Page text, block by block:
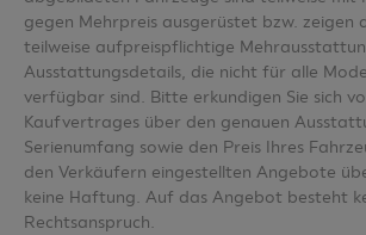
gegen Mehrpreis ausgerüstet bzw. zeigen
teilweise aufpreispflichtige
Ausstattungsdetails, die nicht für alle
verfügbar sind. Bitte erkundigen Sie sich
Kaufvertrages über den genauen
Serienumfang sowie den Preis Ihres
den Verkäufern eingestellten Angebote
keine Haftung. Auf das Angebot besteht
Rechtsanspruch.